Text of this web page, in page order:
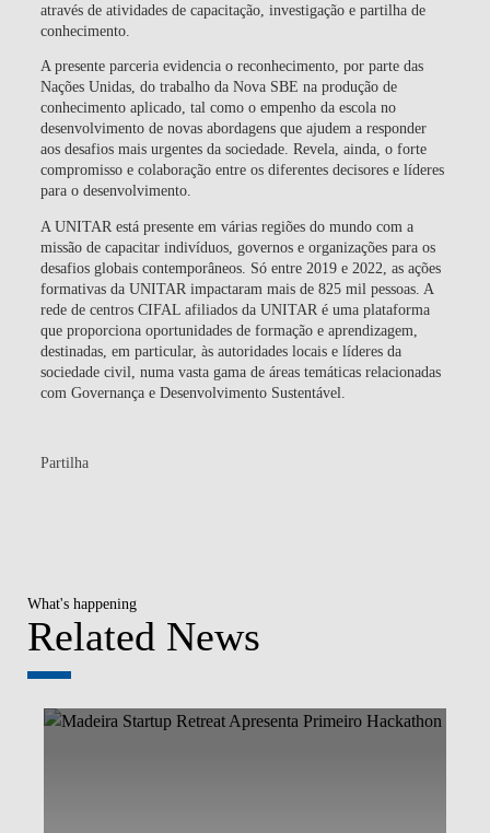
através de atividades de capacitação, investigação e partilha de
conhecimento.
A presente parceria evidencia o reconhecimento, por parte das
Nações Unidas, do trabalho da Nova SBE na produção de
conhecimento aplicado, tal como o empenho da escola no
desenvolvimento de novas abordagens que ajudem a responder
aos desafios mais urgentes da sociedade. Revela, ainda, o forte
compromisso e colaboração entre os diferentes decisores e líderes
para o desenvolvimento.
A UNITAR está presente em várias regiões do mundo com a
missão de capacitar indivíduos, governos e organizações para os
desafios globais contemporâneos. Só entre 2019 e 2022, as ações
formativas da UNITAR impactaram mais de 825 mil pessoas. A
rede de centros CIFAL afiliados da UNITAR é uma plataforma
que proporciona oportunidades de formação e aprendizagem,
destinadas, em particular, às autoridades locais e líderes da
sociedade civil, numa vasta gama de áreas temáticas relacionadas
com Governança e Desenvolvimento Sustentável.
Partilha
What's happening
Related News